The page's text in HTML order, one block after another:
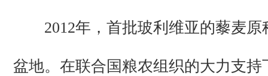
2012年，首批玻利维亚的藜麦原
盆地。在联合国粮农组织的大力支持